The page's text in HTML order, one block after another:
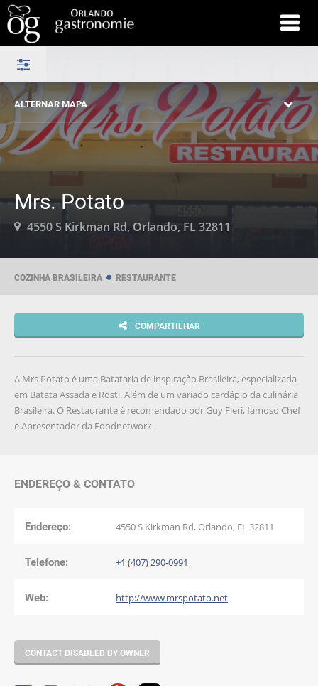
ALTERNAR MAPA
Mrs. Potato
4550 S Kirkman Rd, Orlando, FL 32811
COZINHA BRASILEIRA RESTAURANTE
COMPARTILHAR
A Mrs Potato é uma Batataria de inspiração Brasileira, especializada
em Batata Assada e Rosti. Além de um variado cardápio da culinária
Brasileira. O Restaurante é recomendado por Guy Fieri, famoso Chef
e Apresentador da Foodnetwork.
ENDEREÇO & CONTATO
Endereço: 4550 S Kirkman Rd, Orlando, FL 32811
Telefone: +1 (407) 290-0991
Web: http://www.mrspotato.net
CONTACT DISABLED BY OWNER